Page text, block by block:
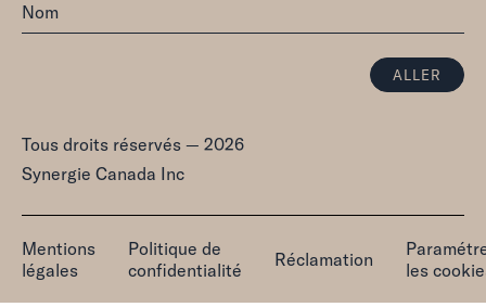
Tous droits réservés — 2026
Synergie Canada Inc
Mentions
légales
Politique de
confidentialité
Réclamation
les